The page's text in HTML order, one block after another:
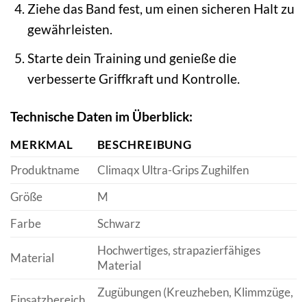
Ziehe das Band fest, um einen sicheren Halt zu
gewährleisten.
Starte dein Training und genieße die
verbesserte Griffkraft und Kontrolle.
Technische Daten im Überblick:
MERKMAL
BESCHREIBUNG
Produktname
Climaqx Ultra-Grips Zughilfen
Größe
M
Farbe
Schwarz
Material
Hochwertiges, strapazierfähiges
Material
Zugübungen (Kreuzheben, Klimmzüge,